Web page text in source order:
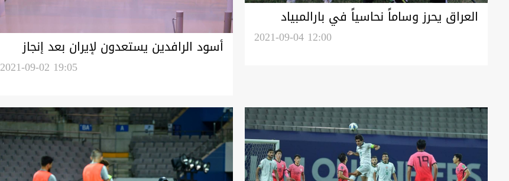
العراق يحرز وساماً نحاسياً في بارالمبياد
2021-09-04 12:00
أسود الرافدين يستعدون لإيران بعد إنجاز
2021-09-02 19:05